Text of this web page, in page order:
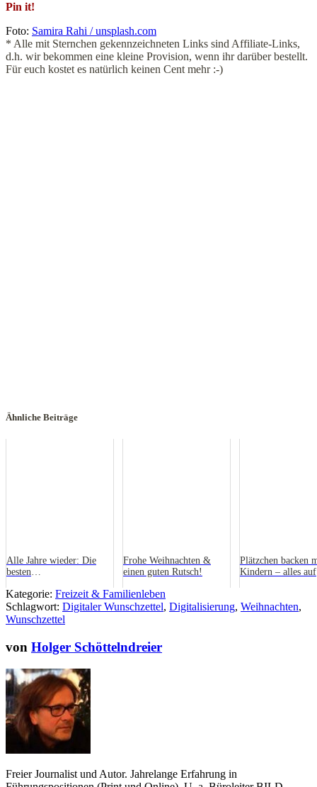
Pin it!
Foto: Samira Rahi / unsplash.com
* Alle mit Sternchen gekennzeichneten Links sind Affiliate-Links,
d.h. wir bekommen eine kleine Provision, wenn ihr darüber bestellt.
Für euch kostet es natürlich keinen Cent mehr :-)
Ähnliche Beiträge
Alle Jahre wieder: Die
besten
Frohe Weihnachten &
einen guten Rutsch!
Plätzchen backen
Kindern – alles auf
Kategorie: Freizeit & Familienleben
Schlagwort: Digitaler Wunschzettel, Digitalisierung, Weihnachten,
Wunschzettel
von Holger Schöttelndreier
Freier Journalist und Autor. Jahrelange Erfahrung in